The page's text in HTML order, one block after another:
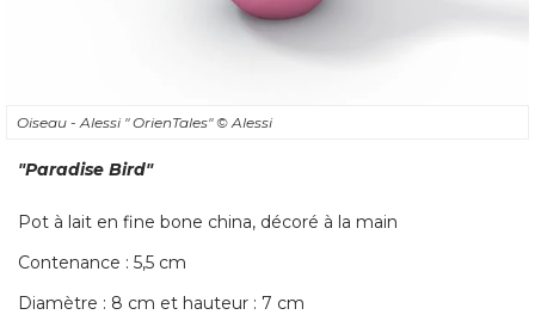
Oiseau - Alessi " OrienTales" © Alessi
"Paradise Bird"
Pot à lait en fine bone china, décoré à la main
Contenance : 5,5 cm
Diamètre : 8 cm et hauteur : 7 cm